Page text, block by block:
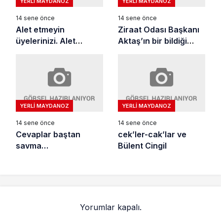
14 sene önce
Alet etmeyin
üyelerinizi. Alet
14 sene önce
Ziraat Odası Başkanı
Aktaş’ın bir bildiği
YERLI MAYDANOZ
14 sene önce
Cevaplar baştan
savma…
YERLI MAYDANOZ
14 sene önce
cek’ler-cak’lar ve
Bülent Cingil
Yorumlar kapalı.